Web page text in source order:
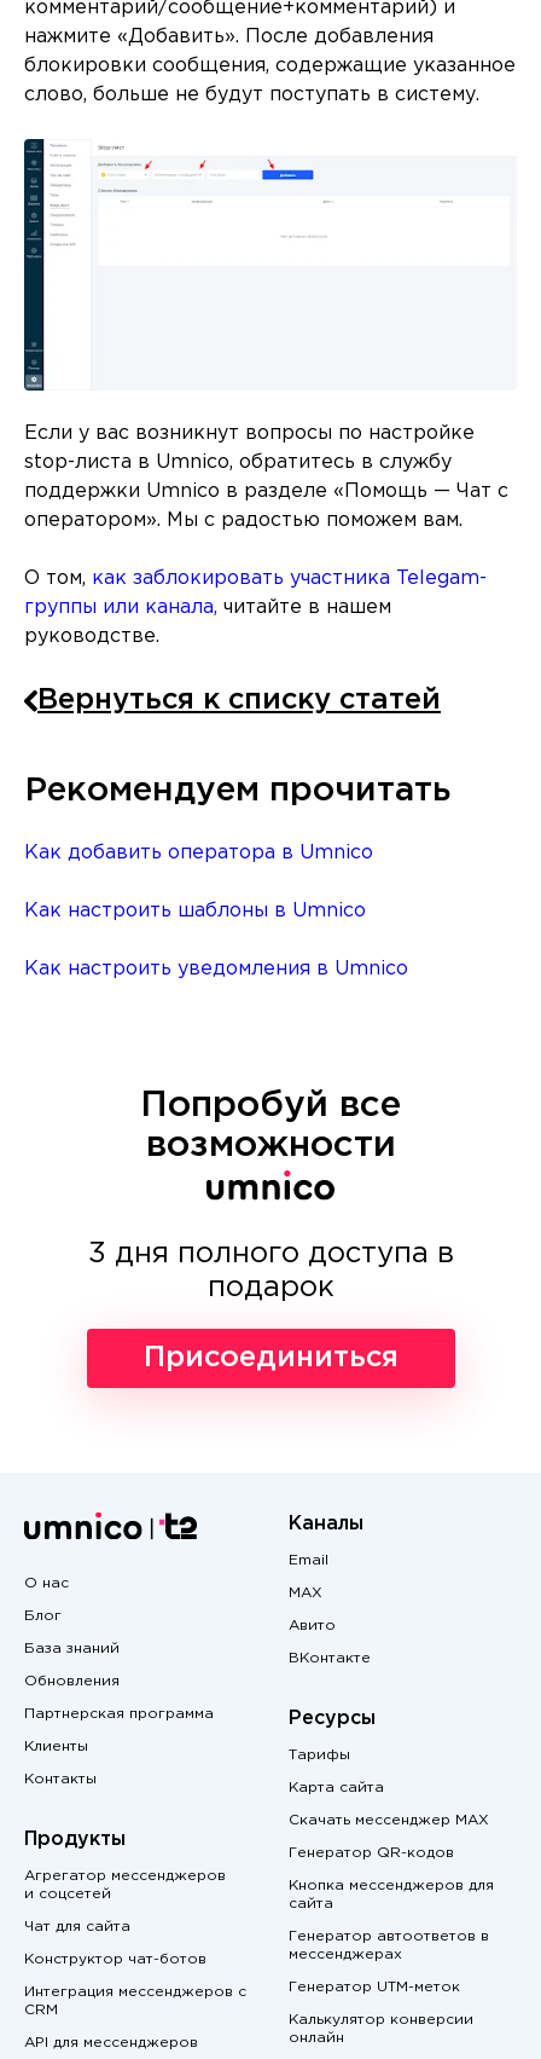
комментарий/сообщение+комментарий) и
нажмите «Добавить». После добавления
блокировки сообщения, содержащие указанное
слово, больше не будут поступать в систему.
Если у вас возникнут вопросы по настройке
stop-листа в Umnico, обратитесь в службу
поддержки Umnico в разделе «Помощь — Чат с
оператором». Мы с радостью поможем вам.
О том, как заблокировать участника Telegam-
группы или канала, читайте в нашем
руководстве.
Вернуться к списку статей
Рекомендуем прочитать
Как добавить оператора в Umnico
Как настроить шаблоны в Umnico
Как настроить уведомления в Umnico
Попробуй все
возможности
3 дня полного доступа в
подарок
Присоединиться
О нас
Блог
База знаний
Обновления
Партнерская программа
Клиенты
Контакты
Продукты
Агрегатор мессенджеров
и соцсетей
Чат для сайта
Конструктор чат-ботов
Интеграция мессенджеров с
CRM
API для мессенджеров
Каналы
Email
MAX
Авито
ВКонтакте
Ресурсы
Тарифы
Карта сайта
Скачать мессенджер MAX
Генератор QR-кодов
Кнопка мессенджеров для
сайта
Генератор автоответов в
мессенджерах
Генератор UTM-меток
Калькулятор конверсии
онлайн